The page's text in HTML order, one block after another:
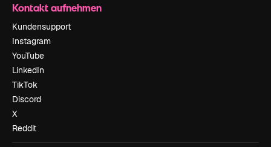
Kontakt aufnehmen
Kundensupport
Instagram
YouTube
LinkedIn
TikTok
Discord
X
Reddit